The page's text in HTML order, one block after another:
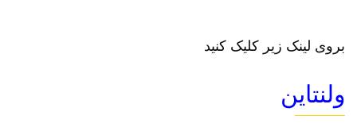
بروی لینک زیر کلیک کنید
ولنتاین